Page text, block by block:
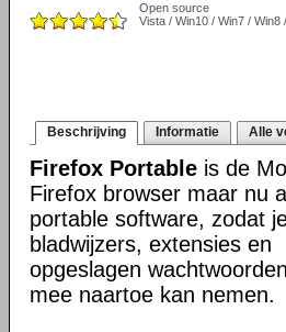
Open source
Vista / Win10 / Win7 / Win8
Beschrijving Informatie Alle
Firefox Portable is de
Firefox browser maar nu
portable software, zodat
bladwijzers, extensies en
opgeslagen
mee naartoe kan nemen.